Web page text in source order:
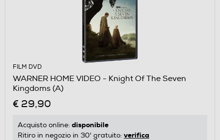
FILM DVD
WARNER HOME VIDEO - Knight Of The Seven
Kingdoms (A)
€ 29,90
Acquisto online: disponibile
Ritiro in negozio in 30' gratuito: verifica